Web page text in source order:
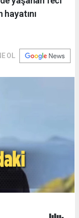
OL